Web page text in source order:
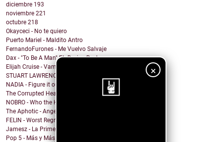
×
diciembre 193
noviembre 221
octubre 218
Okayceci - No te quiero
Puerto Mariel - Maldito Antro
FernandoFurones - Me Vuelvo Salvaje
Dax - "To Be A Man" Ft. Darius Rucker
Elijah Cruise - Vampire U
STUART LAWRENCE - ONE
NADIA - Figure it out
The Corrupted Hearts - We Dug a Ditch & Laid Down
NOBRO - Who the Hell Am I?
The Aphotic - Angel
FELIN - Worst Regret
Jamesz - La Primera Brisa
Pop 5 - Más y Más